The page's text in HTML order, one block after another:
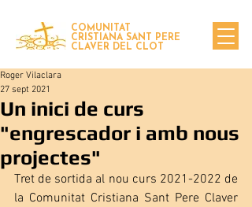
COMUNITAT
CRISTIANA SANT PERE
CLAVER DEL CLOT
Un inici de curs
"engrescador i amb nous
projectes"
Roger Vilaclara
27 sept 2021
Tret de sortida al nou curs 2021-2022 de
la Comunitat Cristiana Sant Pere Claver